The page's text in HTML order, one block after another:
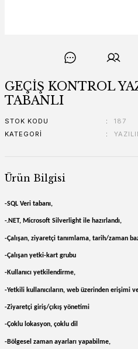
GEÇİŞ KONTROL
TABANLI
STOK KODU
187
KATEGORI
Ürün Bilgisi
-SQL Veri tabanı,
-.NET, Microsoft Silverlight ile hazırlandı,
-Çalışan, ziyaretçi tanımlama, tarih/zaman
-Çalışan yetki-kart grubu
-Kullanıcı yetkilendirme,
-Yetkili kullanıcıların, web üzerinden erişimi
-Ziyaretçi giriş/çıkış yönetimi
-Çoklu lokasyon, çoklu dil
-Bölgesel zaman ayarları yapabilme,